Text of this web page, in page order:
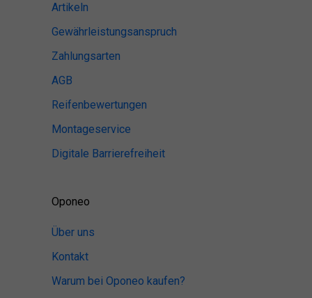
Artikeln
Gewährleistungsanspruch
Zahlungsarten
AGB
Reifenbewertungen
Montageservice
Digitale Barrierefreiheit
Oponeo
Über uns
Kontakt
Warum bei Oponeo kaufen?